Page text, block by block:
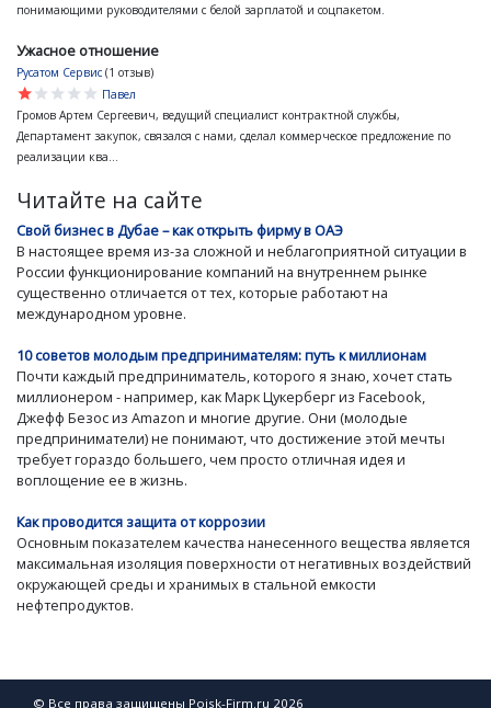
понимающими руководителями с белой зарплатой и соцпакетом.
Ужасное отношение
Русатом Сервис (1 отзыв)
star
star
star
star
star
Павел
Громов Артем Сергеевич, ведущий специалист контрактной службы,
Департамент закупок, связался с нами, сделал коммерческое предложение по
реализации ква...
Читайте на сайте
Свой бизнес в Дубае – как открыть фирму в ОАЭ
В настоящее время из-за сложной и неблагоприятной ситуации в
России функционирование компаний на внутреннем рынке
существенно отличается от тех, которые работают на
международном уровне.
10 советов молодым предпринимателям: путь к миллионам
Почти каждый предприниматель, которого я знаю, хочет стать
миллионером - например, как Марк Цукерберг из Facebook,
Джефф Безос из Amazon и многие другие. Они (молодые
предприниматели) не понимают, что достижение этой мечты
требует гораздо большего, чем просто отличная идея и
воплощение ее в жизнь.
Как проводится защита от коррозии
Основным показателем качества нанесенного вещества является
максимальная изоляция поверхности от негативных воздействий
окружающей среды и хранимых в стальной емкости
нефтепродуктов.
© Все права защищены Poisk-Firm.ru 2026